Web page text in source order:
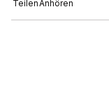
TeilenAnhören